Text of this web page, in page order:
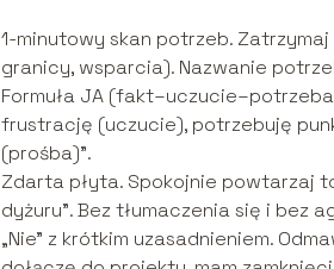
1-minutowy skan potrzeb.
granicy, wsparcia). Nazwanie
Formuła JA
frustrację (uczucie), potrzebuję
(prośba)”.
Zdarta płyta. Spokojnie powtarzaj
dyżuru”. Bez tłumaczenia się i bez
„Nie” z krótkim uzasadnieniem.